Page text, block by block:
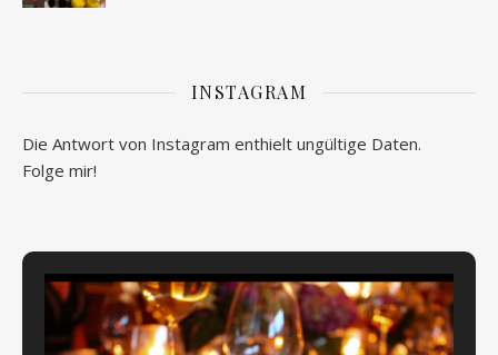
INSTAGRAM
Die Antwort von Instagram enthielt ungültige Daten.
Folge mir!